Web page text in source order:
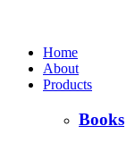
Home
About
Products
Books